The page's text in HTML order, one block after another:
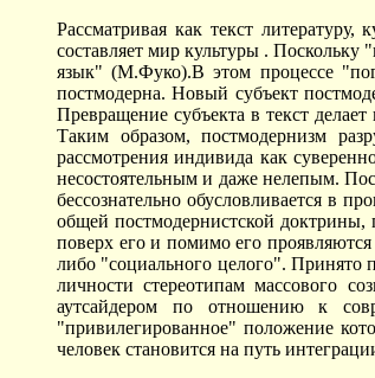
Рассматривая как текст
составляет мир культуры . Поскольку
язык" (М.Фуко).В этом процессе
постмодерна. Новый субъект
Превращение субъекта в текст
Таким образом, постмодернизм
рассмотрения индивида как
несостоятельным и даже нелепым.
бессознательно обусловливается в
общей постмодернистской доктрины,
поверх его и помимо его
либо "социального целого". Принято
личности стереотипам массового
аутсайдером по отношению к
"привилегированное" положение
человек становится на путь